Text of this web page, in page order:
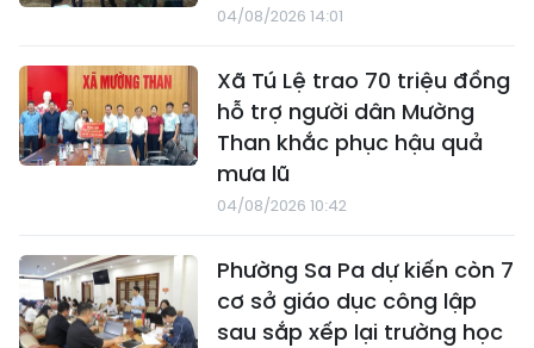
04/08/2026 14:01
Xã Tú Lệ trao 70 triệu đồng
hỗ trợ người dân Mường
Than khắc phục hậu quả
mưa lũ
04/08/2026 10:42
Phường Sa Pa dự kiến còn 7
cơ sở giáo dục công lập
sau sắp xếp lại trường học